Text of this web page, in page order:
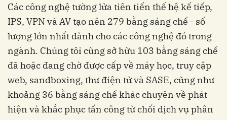
Các công nghệ tường lửa tiên tiến thế hệ kế tiếp,
IPS, VPN và AV tạo nên 279 bằng sáng chế - số
lượng lớn nhất dành cho các công nghệ đó trong
ngành. Chúng tôi cũng sở hữu 103 bằng sáng chế
đã hoặc đang chờ được cấp về máy học, truy cập
web, sandboxing, thư điện tử và SASE, cũng như
khoảng 36 bằng sáng chế khác chuyên về phát
hiện và khắc phục tấn công từ chối dịch vụ phân